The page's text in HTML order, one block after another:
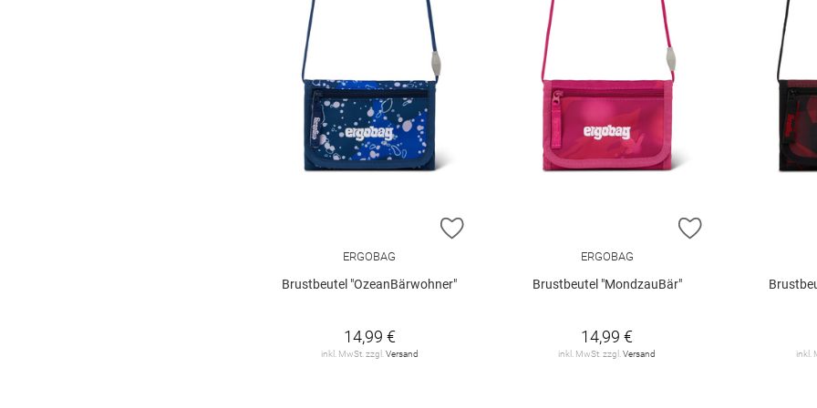
ZUR WUNSCHLISTE HINZUFÜGEN
ERGOBAG
Brustbeutel "OzeanBärwohner"
14,99 €
inkl. MwSt. zzgl. Versand
ZUR
ERGOBAG
Brustbeutel "MondzauBär"
14,99 €
inkl. MwSt. zzgl.Versand inkl.